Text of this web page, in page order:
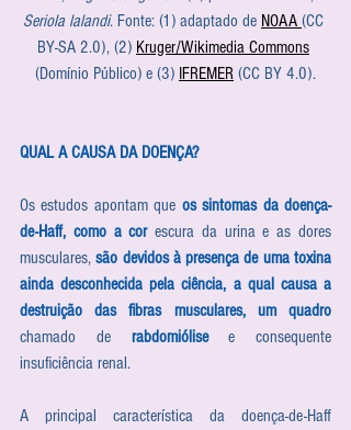
Seriola lalandi. Fonte: (1) adaptado de NOAA (CC
BY-SA 2.0), (2) Kruger/Wikimedia Commons
(Domínio Público) e (3) IFREMER (CC BY 4.0).
QUAL A CAUSA DA DOENÇA?
Os estudos apontam que os sintomas da doença-
de-Haff, como a cor escura da urina e as dores
musculares, são devidos à presença de uma toxina
ainda desconhecida pela ciência, a qual causa a
destruição das fibras musculares, um quadro
chamado de rabdomiólise e consequente
insuficiência renal.
A principal característica da doença-de-Haff